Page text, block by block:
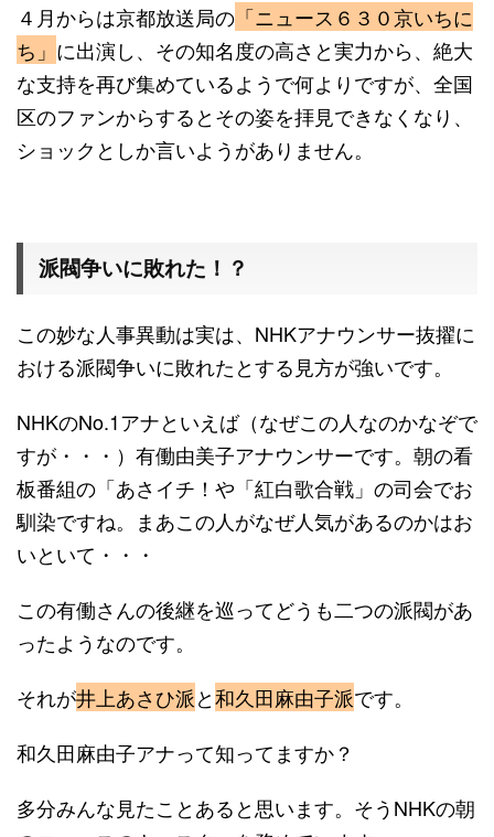
４月からは京都放送局の 「ニュース６３０京いちに
ち」 に出演し、その知名度の高さと実力から、絶大
な支持を再び集めているようで何よりですが、全国
区のファンからするとその姿を拝見できなくなり、
ショックとしか言いようがありません。
派閥争いに敗れた！？
この妙な人事異動は実は、NHKアナウンサー抜擢に
おける派閥争いに敗れたとする見方が強いです。
NHKのNo.1アナといえば（なぜこの人なのかなぞで
すが・・・）有働由美子アナウンサーです。朝の看
板番組の「あさイチ！や「紅白歌合戦」の司会でお
馴染ですね。まあこの人がなぜ人気があるのかはお
いといて・・・
この有働さんの後継を巡ってどうも二つの派閥があ
ったようなのです。
それが井上あさひ派と和久田麻由子派です。
和久田麻由子アナって知ってますか？
多分みんな見たことあると思います。そうNHKの朝